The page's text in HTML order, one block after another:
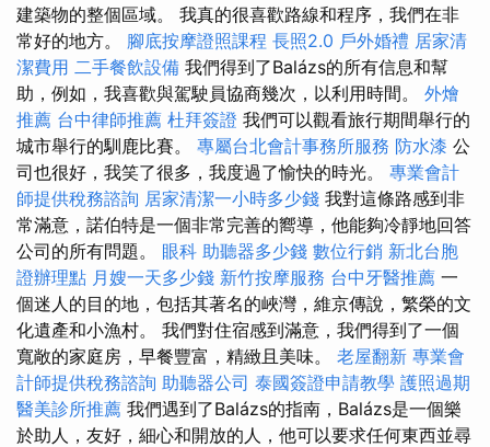
建築物的整個區域。 我真的很喜歡路線和程序，我們在非
常好的地方。 腳底按摩證照課程 長照2.0 戶外婚禮 居家清
潔費用 二手餐飲設備 我們得到了Balázs的所有信息和幫
助，例如，我喜歡與駕駛員協商幾次，以利用時間。 外燴
推薦 台中律師推薦 杜拜簽證 我們可以觀看旅行期間舉行的
城市舉行的馴鹿比賽。 專屬台北會計事務所服務 防水漆 公
司也很好，我笑了很多，我度過了愉快的時光。 專業會計
師提供稅務諮詢 居家清潔一小時多少錢 我對這條路感到非
常滿意，諾伯特是一個非常完善的嚮導，他能夠冷靜地回答
公司的所有問題。 眼科 助聽器多少錢 數位行銷 新北台胞
證辦理點 月嫂一天多少錢 新竹按摩服務 台中牙醫推薦 一
個迷人的目的地，包括其著名的峽灣，維京傳說，繁榮的文
化遺產和小漁村。 我們對住宿感到滿意，我們得到了一個
寬敞的家庭房，早餐豐富，精緻且美味。 老屋翻新 專業會
計師提供稅務諮詢 助聽器公司 泰國簽證申請教學 護照過期
醫美診所推薦 我們遇到了Balázs的指南，Balázs是一個樂
於助人，友好，細心和開放的人，他可以要求任何東西並尋